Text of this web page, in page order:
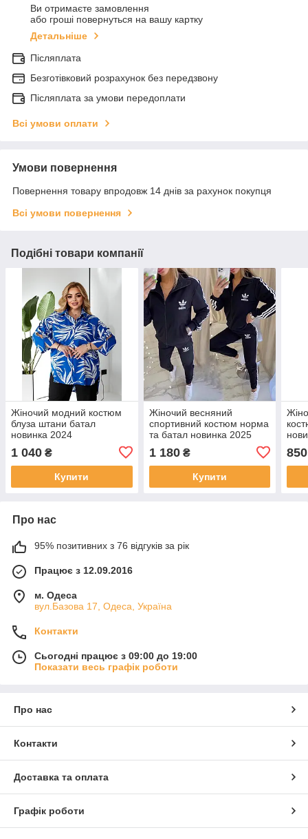
Ви отримаєте замовлення
або гроші повернуться на вашу картку
Детальніше
Післяплата
Безготівковий розрахунок без передзвону
Післяплата за умови передоплати
Всі умови оплати
Умови повернення
Повернення товару впродовж 14 днів за рахунок покупця
Всі умови повернення
Подібні товари компанії
Жіночий модний костюм
блуза штани батал
новинка 2024
1 040 ₴
Купити
Жіночий весняний
спортивний костюм норма
та батал новинка 2025
1 180₴
Купити
850
Про нас
95% позитивних з 76 відгуків за рік
Працює з 12.09.2016
м. Одеса
вул.Базова 17, Одеса, Україна
Контакти
Сьогодні працює з 09:00 до 19:00
Показати весь графік роботи
Про нас
Контакти
Доставка та оплата
Графік роботи